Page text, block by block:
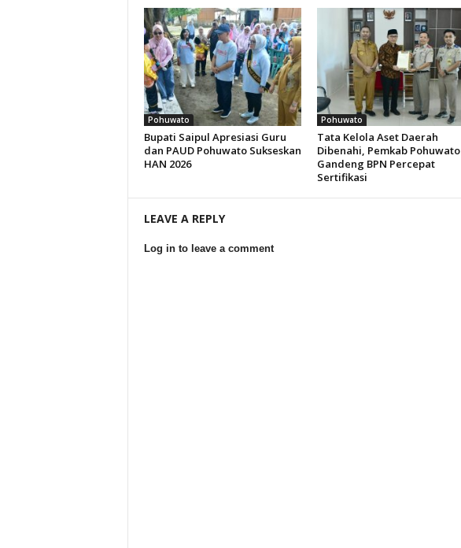
Pohuwato
Bupati Saipul Apresiasi Guru
dan PAUD Pohuwato Sukseskan
HAN 2026
Pohuwato
Tata Kelola Aset Daerah
Dibenahi, Pemkab Pohuwato
Gandeng BPN Percepat
Sertifikasi
LEAVE A REPLY
Log in to leave a comment